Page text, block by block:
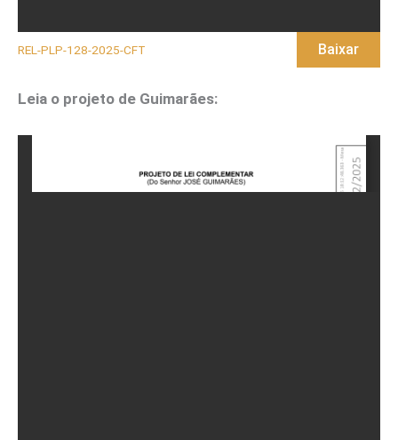
REL-PLP-128-2025-CFT Baixar
Leia o projeto de Guimarães: